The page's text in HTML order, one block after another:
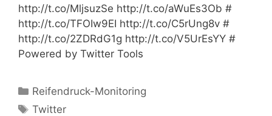
http://t.co/MljsuzSe http://t.co/aWuEs3Ob #
http://t.co/TFOIw9EI http://t.co/C5rUng8v #
http://t.co/2ZDRdG1g http://t.co/V5UrEsYY #
Powered by Twitter Tools
Kategorien
Reifendruck-Monitoring
Schlagwörter
Twitter